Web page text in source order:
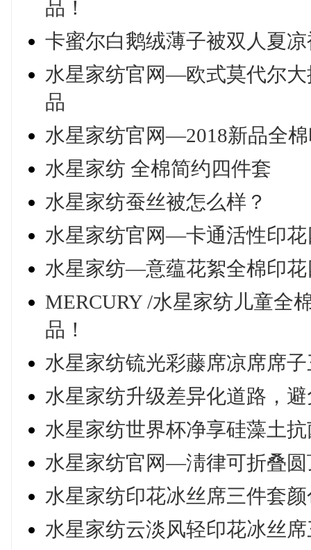
品！
卡蜜尔白鹅绒薄子被双人夏
水星家纺官网—欧式莫代尔大
品
水星家纺官网—2018新品全
水星家纺 全棉简约四件套
水星家纺蚕丝被怎么样？
水星家纺官网—卡通活性印
水星家纺—意蕴花絮全棉印
MERCURY /水星家纺儿童全
品！
水星家纺锍光彩藤席凉席席
水星家纺升级差异化道路，
水星家纺世界杯净享硅藻土
水星家纺官网—淸律可折叠
水星家纺印花冰丝席三件套
水星家纺云淡风轻印花冰丝